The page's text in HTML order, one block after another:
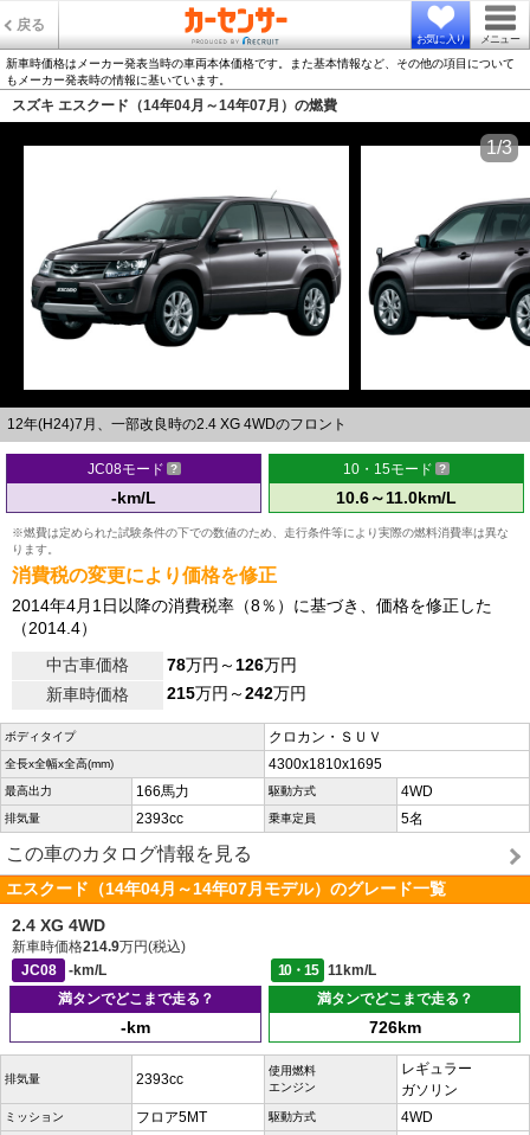
戻る
お気に入り メニュー
新車時価格はメーカー発表当時の車両本体価格です。また基本情報など、その他の項目について
もメーカー発表時の情報に基いています。
スズキ エスクード（14年04月～14年07月）の燃費
12年(H24)7月、一部改良時の2.4 XG 4WDのフロント
1/3
JC08モード
-km/L
10・15モード
10.6～11.0km/L
※燃費は定められた試験条件の下での数値のため、走行条件等により実際の燃料消費率は異な
ります。
消費税の変更により価格を修正
2014年4月1日以降の消費税率（8％）に基づき、価格を修正した
（2014.4）
中古車価格
78万円～126万円
新車時価格
215万円～242万円
ボディタイプ クロカン・ＳＵＶ
全長x全幅x全高(mm) 4300x1810x1695
最高出力 166馬力 駆動方式 4WD
排気量 2393cc 乗車定員 5名
この車のカタログ情報を見る
エスクード（14年04月～14年07月モデル）のグレード一覧
2.4 XG 4WD
新車時価格214.9万円(税込)
JC08
-km/L 10・15
11km/L
満タンでどこまで走る？
-km
満タンでどこまで走る？
726km
排気量 2393cc
使用燃料
エンジン
レギュラー
ガソリン
ミッション フロア5MT 駆動方式 4WD